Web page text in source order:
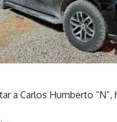
a Carlos Humberto “N”,